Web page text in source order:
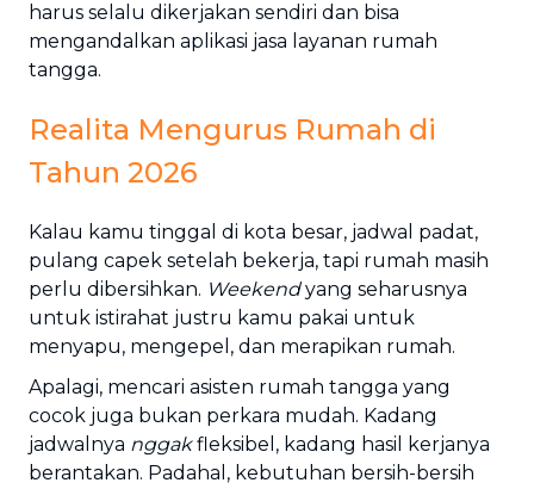
harus selalu dikerjakan sendiri dan bisa
mengandalkan aplikasi jasa layanan rumah
tangga.
Realita Mengurus Rumah di
Tahun 2026
Kalau kamu tinggal di kota besar, jadwal padat,
pulang capek setelah bekerja, tapi rumah masih
perlu dibersihkan. Weekendyang seharusnya
untuk istirahat justru kamu pakai untuk
menyapu, mengepel, dan merapikan rumah.
Apalagi, mencari asisten rumah tangga yang
cocok juga bukan perkara mudah. Kadang
jadwalnya nggakfleksibel, kadang hasil kerjanya
berantakan. Padahal, kebutuhan bersih-bersih